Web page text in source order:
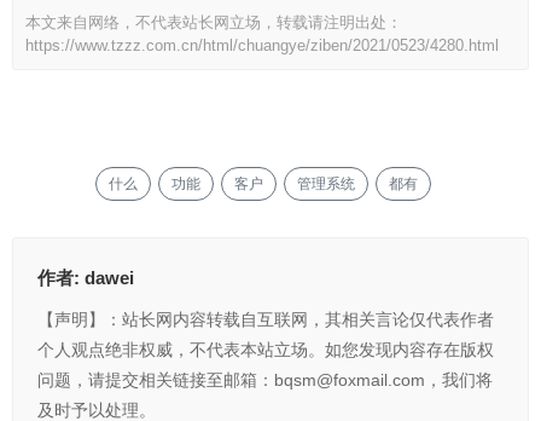
本文来自网络，不代表站长网立场，转载请注明出处：
https://www.tzzz.com.cn/html/chuangye/ziben/2021/0523/4280.html
什么 功能 客户 管理系统 都有
作者: dawei
【声明】：站长网内容转载自互联网，其相关言论仅代表作者
个人观点绝非权威，不代表本站立场。如您发现内容存在版权
问题，请提交相关链接至邮箱：bqsm@foxmail.com，我们将
及时予以处理。